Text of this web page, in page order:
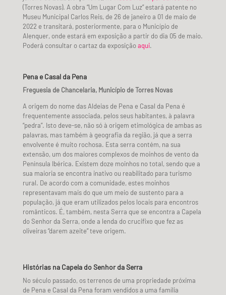
(Torres Novas). A obra “Um Lugar Com Luz” estará patente no
Museu Municipal Carlos Reis, de 26 de janeiro a 01 de maio de
2022 e transitará, posteriormente, para o Município de
Alenquer, onde estará em exposição a partir do dia 05 de maio.
Poderá consultar o cartaz da exposiçãoaqui.
Pena e Casal da Pena
Freguesia de Chancelaria, Município de Torres Novas
A origem do nome das Aldeias de Pena e Casal da Pena é
frequentemente associada, pelos seus habitantes, à palavra
“pedra”. Isto deve-se, não só à origem etimológica de ambas as
palavras, mas também à geografia da região, já que a serra
envolvente é muito rochosa. Esta serra contém, na sua
extensão, um dos maiores complexos de moinhos de vento da
Península Ibérica. Existem doze moinhos no total, sendo que a
sua maioria se encontra inativo ou reabilitado para turismo
rural. De acordo com a comunidade, estes moinhos
representavam mais do que um meio de sustento para a
população, já que eram utilizados pelos locais para encontros
românticos. É, também, nesta Serra que se encontra a Capela
do Senhor da Serra, onde a lenda do crucifixo que fez as
oliveiras “darem azeite” teve origem.
Histórias na Capela do Senhor da Serra
No século passado, os terrenos de uma propriedade próxima
de Pena e Casal da Pena foram vendidos a uma família